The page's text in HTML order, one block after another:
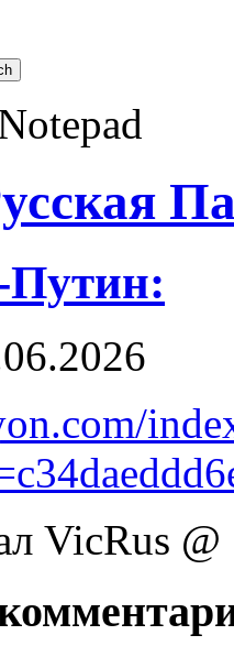
Путин:
VicRus @